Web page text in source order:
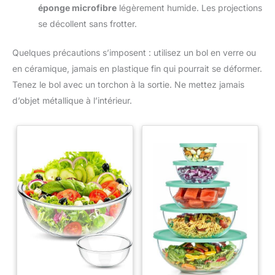
éponge microfibre légèrement humide. Les projections
se décollent sans frotter.
Quelques précautions s’imposent : utilisez un bol en verre ou
en céramique, jamais en plastique fin qui pourrait se déformer.
Tenez le bol avec un torchon à la sortie. Ne mettez jamais
d’objet métallique à l’intérieur.